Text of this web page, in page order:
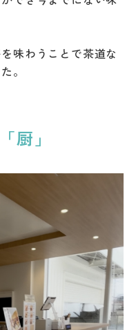
味わうことで茶道な
。
厨」